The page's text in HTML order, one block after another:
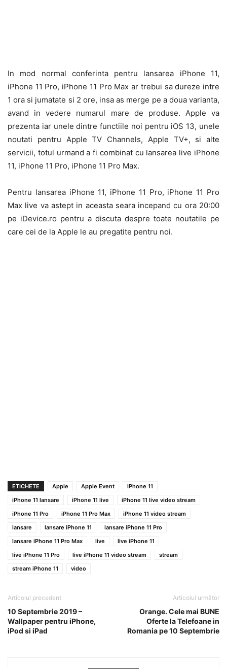
In mod normal conferinta pentru lansarea iPhone 11,
iPhone 11 Pro, iPhone 11 Pro Max ar trebui sa dureze intre
1 ora si jumatate si 2 ore, insa as merge pe a doua varianta,
avand in vedere numarul mare de produse. Apple va
prezenta iar unele dintre functiile noi pentru iOS 13, unele
noutati pentru Apple TV Channels, Apple TV+, si alte
servicii, totul urmand a fi combinat cu lansarea live iPhone
11, iPhone 11 Pro, iPhone 11 Pro Max.
Pentru lansarea iPhone 11, iPhone 11 Pro, iPhone 11 Pro
Max live va astept in aceasta seara incepand cu ora 20:00
pe iDevice.ro pentru a discuta despre toate noutatile pe
care cei de la Apple le au pregatite pentru noi.
ETICHETE Apple Apple Event
iPhone 11
iPhone 11 lansare
iPhone 11 live
iPhone 11 live video stream
iPhone 11 Pro
iPhone 11 Pro Max
iPhone 11 video stream
lansare
lansare iPhone 11
lansare iPhone 11 Pro
lansare iPhone 11 Pro Max
live
live iPhone 11
live iPhone 11 Pro
live iPhone 11 video stream
stream
stream iPhone 11
video
Articolul precedent
10 Septembrie 2019 –
Wallpaper pentru iPhone,
iPod si iPad
Articolul următor
Orange. Cele mai BUNE
Oferte la Telefoane in
Romania pe 10 Septembrie